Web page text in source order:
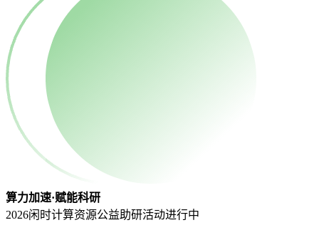
算力加速·赋能科研
2026闲时计算资源公益助研活动进行中